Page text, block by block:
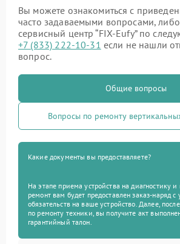
Вы можете ознакомиться с
часто задаваемыми вопросами,
сервисный центр “FIX-Eufy” по
+7 (833) 222-10-31 если не нашли
вопрос.
Общие вопросы
Вопросы по ремонту
Какие документы вы предоставляете?
На этапе приема устройства на диагностику
ремонт вам будет предоставлен заказ-наряд
обязательств на ваше устройство. Далее,
по ремонту техники, вы получите акт
гарантийный талон.